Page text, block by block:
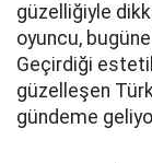
güzelliğiyle
oyuncu,
Geçirdiği
güzelleşen
gündeme